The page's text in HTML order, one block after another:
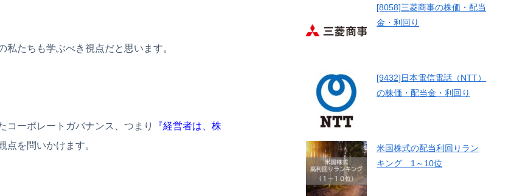
私たちも学ぶべき視点だと思います。
コーポレートガバナンス、つまり
『経営者は、株
点を問いかけます。
[8058]三菱商事の株価・配当
金・利回り
[9432]日本電信電話（NTT）
の株価・配当金・利回り
米国株式の配当利回りラン
キング 1～10位